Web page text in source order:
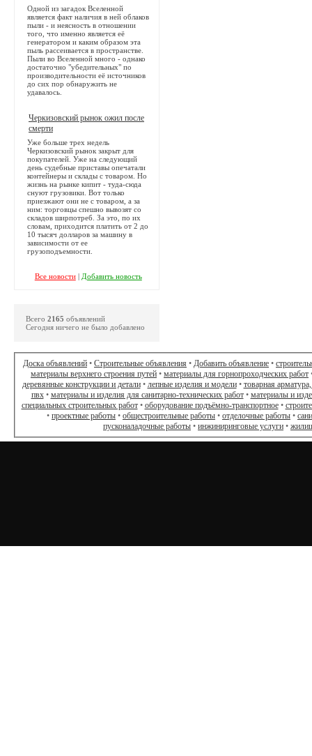
Одной из загадок Вселенной
является факт наличия в ней облаков
пыли - и неясность в отношении
того, что именно является её
генератором и каким образом эта
пыль рассеивается в пространстве.
Пыли во Вселенной много - однако
достаточно "убедительных" по
производительности её источников
до сих пор обнаружить не
удавалось.
Черкизовский рынок ожил после
смерти
Уже больше трех недель
Черкизовский рынок закрыт для
покупателей. Уже на следующий
день судебные приставы опечатали
контейнеры и склады с товаром. Но
жизнь на рынке кипит - туда-сюда
снуют грузовики. Вот только
приезжают они не с товаром, а за
ним: торговцы спешно вывозят со
складов ширпотреб. За это, по их
словам, приходится платить от 2 до
10 тысяч долларов за машину в
зависимости от ее
грузоподъемности.
Все новости| Добавить новость
Всего 2165 объявлений
Сегодня ничего не было добавлено
Доска объявлений • Строительные объявления • Добавить объявление •
материалы верхнего строения путей • материалы для горнопроходческих работ
деревянные конструкции и детали• лепные изделия и модели• товарная
пвх• материалы и изделия для санитарно-технических работ• материалы и
специальных строительных работ• оборудование подъёмно-транспортное•
• проектные работы • общестроительные работы • отделочные работы •
пусконаладочные работы • инжиниринговые услуги •